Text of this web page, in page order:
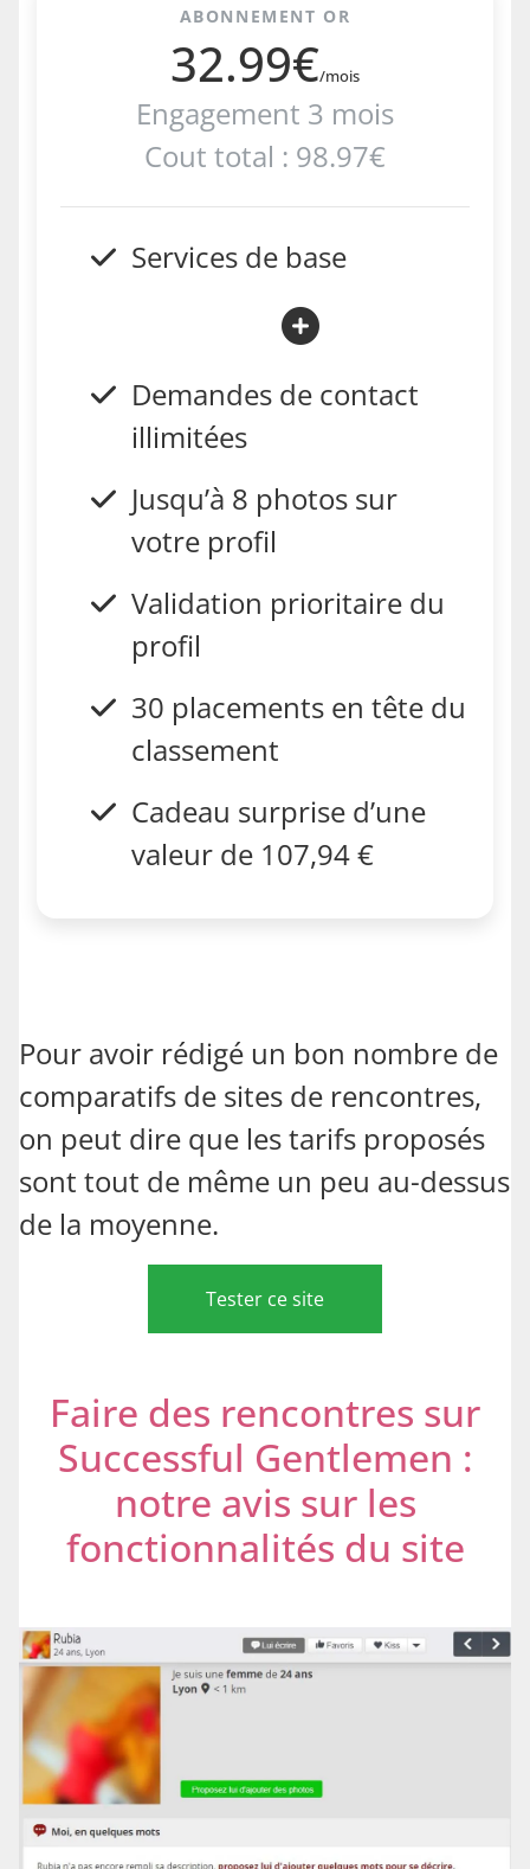
ABONNEMENT OR
32.99€/mois
Engagement 3 mois
Cout total : 98.97€
Services de base
Demandes de contact
illimitées
Jusqu’à 8 photos sur
votre profil
Validation prioritaire du
profil
30 placements en tête du
classement
Cadeau surprise d’une
valeur de 107,94 €
Pour avoir rédigé un bon nombre de
comparatifs de sites de rencontres,
on peut dire que les tarifs proposés
sont tout de même un peu au-dessus
de la moyenne.
Tester ce site
Faire des rencontres sur
Successful Gentlemen :
notre avis sur les
fonctionnalités du site